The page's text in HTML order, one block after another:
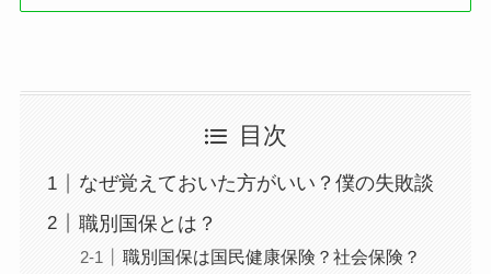
目次
なぜ覚えておいた方がいい？僕の失敗談
職別国保とは？
職別国保は国民健康保険？社会保険？